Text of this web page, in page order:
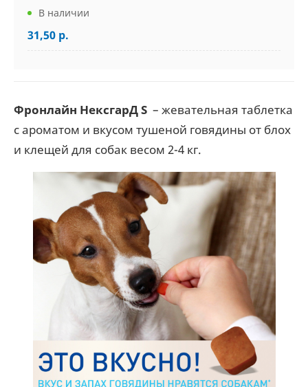
В наличии
31,50 р.
Фронлайн НексгарД S – жевательная таблетка
с ароматом и вкусом тушеной говядины от блох
и клещей для собак весом 2-4 кг.